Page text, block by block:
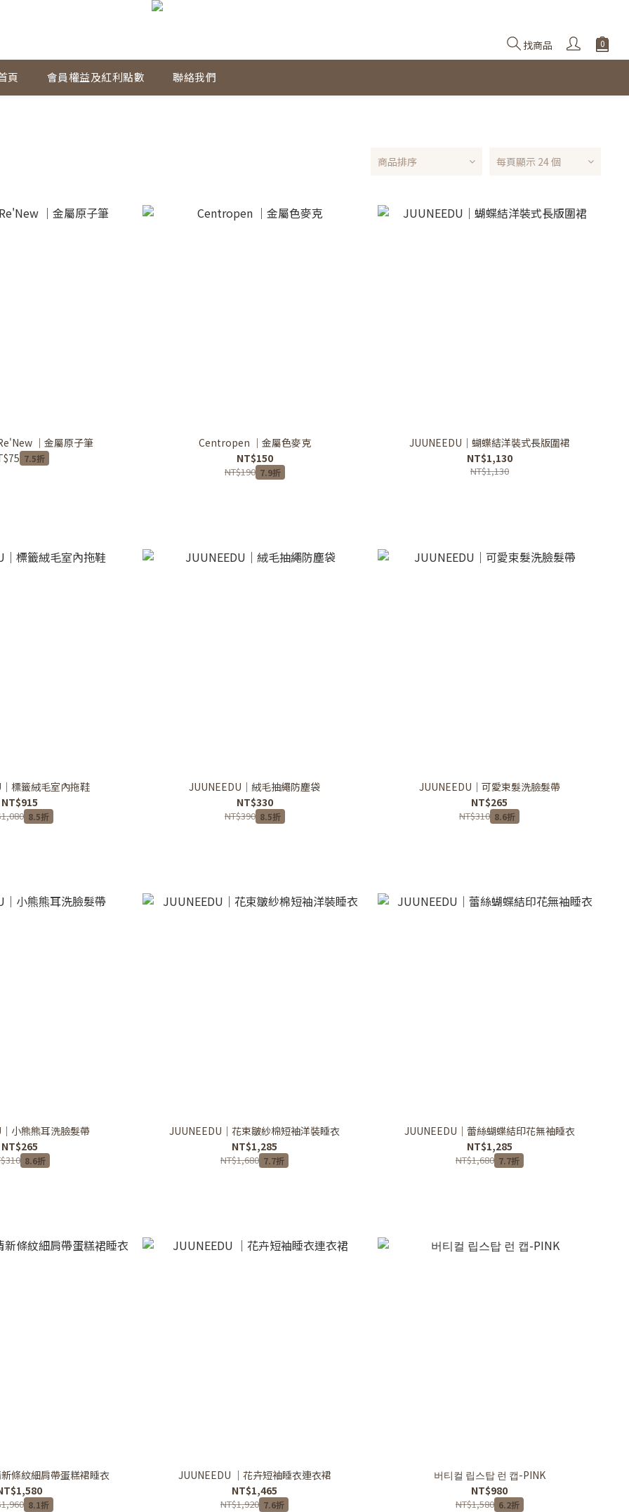
找商品
頁 會員權益及紅利點數 聯絡我們
商品排序 每頁顯示 24 個
｜金屬原子筆
7.5折
Centropen ｜金屬色麥克
NT$150
NT$190 7.9折
JUUNEEDU｜蝴蝶結洋裝式長版圍裙
NT$1,130
NT$1,130
標籤絨毛室內拖鞋
NT$915
8.5折
JUUNEEDU｜絨毛抽繩防塵袋
NT$330
NT$390 8.5折
JUUNEEDU｜可愛束髮洗臉髮帶
NT$265
NT$310 8.6折
小熊熊耳洗臉髮帶
NT$265
8.6折
JUUNEEDU｜花束皺紗棉短袖洋裝睡衣
NT$1,285
NT$1,680 7.7折
JUUNEEDU｜蕾絲蝴蝶結印花無袖睡衣
NT$1,285
NT$1,680 7.7折
條紋細肩帶蛋糕裙睡衣
8.1折
JUUNEEDU ｜花卉短袖睡衣連衣裙
NT$1,465
NT$1,920 7.6折
버티컬 립스탑 런 캡-PINK
NT$980
NT$1,580 6.2折